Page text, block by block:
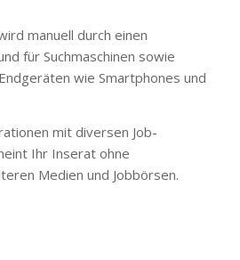
manuell durch einen
für Suchmaschinen sowie
wie Smartphones und
mit diversen Job-
Ihr Inserat ohne
Medien und Jobbörsen.